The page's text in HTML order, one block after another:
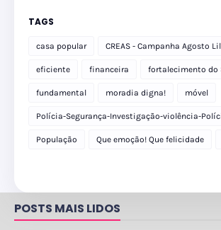
TAGS
casa popular CREAS - Campanha Agosto
eficiente financeira fortalecimento do
fundamental moradia digna! móvel
Polícia-Segurança-Investigação-violência-
delegacia
População Que emoção! Que felicidade
POSTS MAIS LIDOS